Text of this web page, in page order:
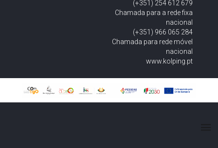
(+351) 254 612 679
Chamada para a rede fixa
nacional
(+351) 966 065 284
Chamada para rede móvel
nacional
www.kolping.pt